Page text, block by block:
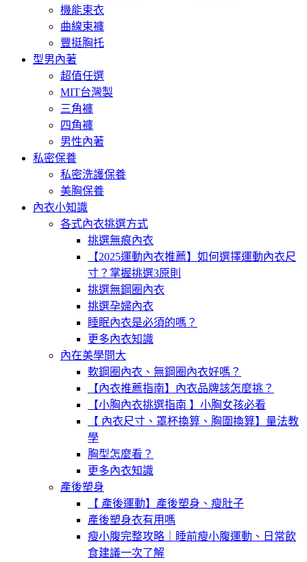
機能束衣
曲線束褲
豐挺胸托
型男內著
超值任選
MIT台灣製
三角褲
四角褲
男性內著
私密保養
私密洗護保養
美胸保養
內衣小知識
各式內衣挑選方式
挑選無痕內衣
【2025運動內衣推薦】如何選擇運動內衣尺
寸？掌握挑選3原則
挑選無鋼圈內衣
挑選孕婦內衣
睡眠內衣是必須的嗎？
更多內衣知識
內在美學問大
軟鋼圈內衣、無鋼圈內衣好嗎？
【內衣推薦指南】內衣品牌該怎麼挑？
【小胸內衣挑選指南 】小胸女孩必看
【 內衣尺寸、罩杯換算、胸圍換算】量法教
學
胸型怎麼看？
更多內衣知識
產後塑身
【 產後運動】產後塑身、瘦肚子
產後塑身衣有用嗎
瘦小腹完整攻略｜睡前瘦小腹運動、日常飲
食建議一次了解